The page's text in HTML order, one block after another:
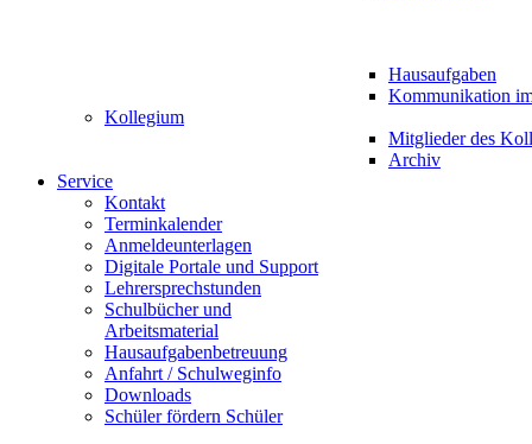
Hausaufgaben
Kommunikation
Kollegium
Mitglieder des
Archiv
Service
Kontakt
Terminkalender
Anmeldeunterlagen
Digitale Portale und Support
Lehrersprechstunden
Schulbücher und
Arbeitsmaterial
Hausaufgabenbetreuung
Anfahrt / Schulweginfo
Downloads
Schüler fördern Schüler